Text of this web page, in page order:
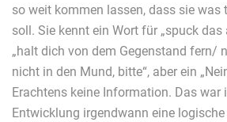
so weit kommen lassen, dass sie was
soll. Sie kennt ein Wort für „spuck das
„halt dich von dem Gegenstand fern/
nicht in den Mund, bitte“, aber ein
Erachtens keine Information. Das war
Entwicklung irgendwann eine